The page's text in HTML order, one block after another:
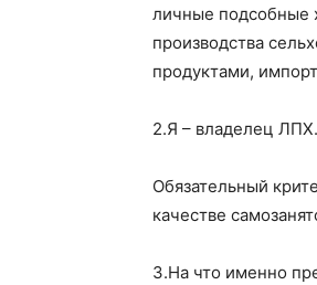
личные подсобные
производства
продуктами,
2.Я – владелец
Обязательный
качестве
3.На что именно